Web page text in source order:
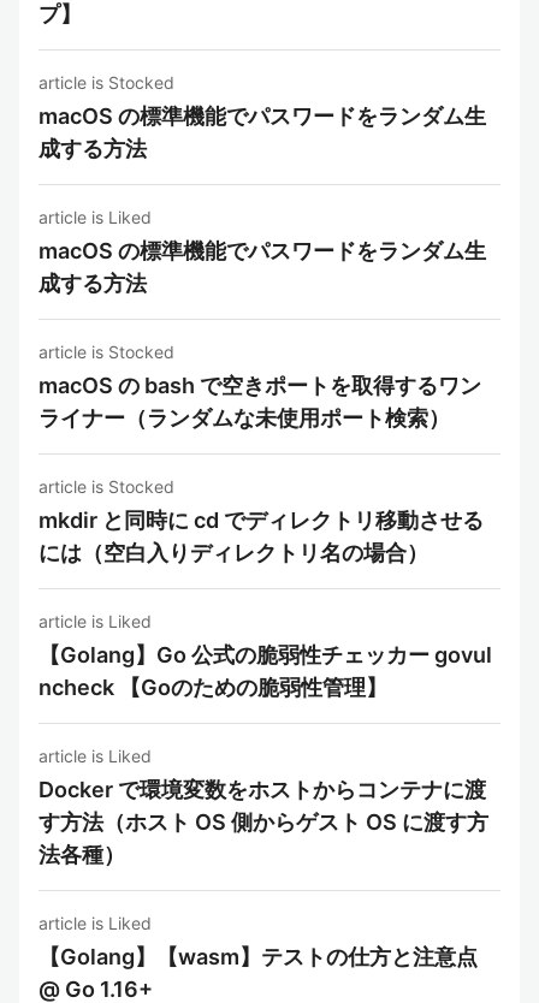
プ】
article is Stocked
macOS の標準機能でパスワードをランダム生
成する方法
article is Liked
macOS の標準機能でパスワードをランダム生
成する方法
article is Stocked
macOS の bash で空きポートを取得するワン
ライナー（ランダムな未使用ポート検索）
article is Stocked
mkdir と同時に cd でディレクトリ移動させる
には（空白入りディレクトリ名の場合）
article is Liked
【Golang】Go 公式の脆弱性チェッカー govul
ncheck 【Goのための脆弱性管理】
article is Liked
Docker で環境変数をホストからコンテナに渡
す方法（ホスト OS 側からゲスト OS に渡す方
法各種）
article is Liked
【Golang】【wasm】テストの仕方と注意点
@ Go 1.16+